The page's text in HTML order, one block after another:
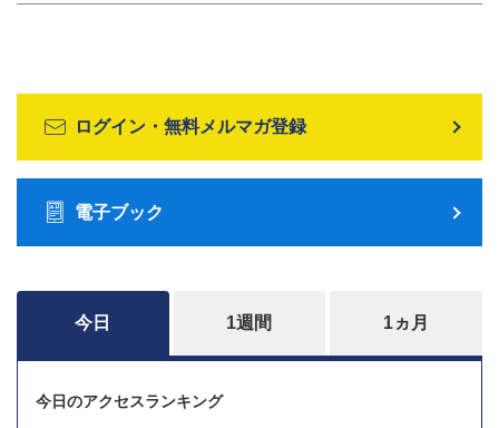
ログイン・無料メルマガ登録
電子ブック
今日 1週間 1ヵ月
今日のアクセスランキング